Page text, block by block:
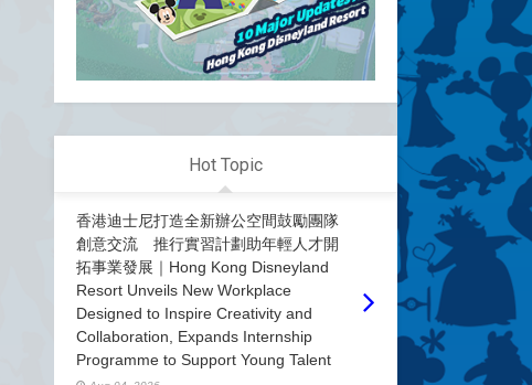
Hot Topic
香港迪士尼打造全新辦公空間鼓勵團隊
創意交流 推行實習計劃助年輕人才開
拓事業發展｜Hong Kong Disneyland
Resort Unveils New Workplace
Designed to Inspire Creativity and
Collaboration, Expands Internship
Programme to Support Young Talent